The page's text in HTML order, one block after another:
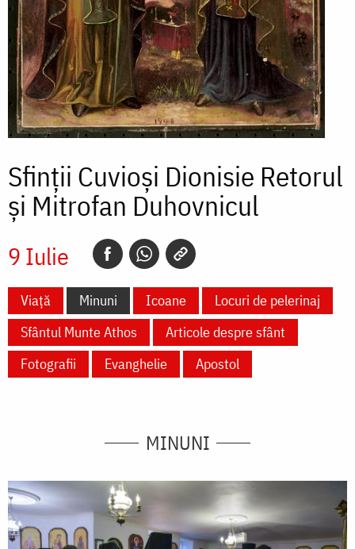
Sfinții Cuvioși Dionisie Retorul
și Mitrofan Duhovnicul
9 Iulie
Viață Minuni Icoane
Locuri de pelerinaj
Sfântul Munte Athos
Articole despre sfânt
Fotografii
Evanghelie Apostol
MINUNI